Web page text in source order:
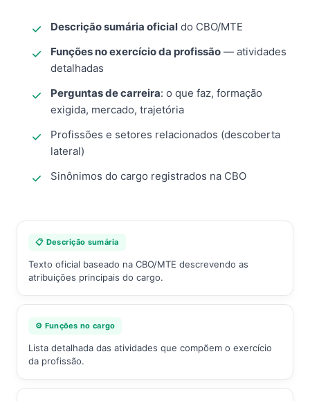
Descrição sumária oficial do CBO/MTE
Funções no exercício da profissão — atividades
detalhadas
Perguntas de carreira: o que faz, formação
exigida, mercado, trajetória
Profissões e setores relacionados (descoberta
lateral)
Sinônimos do cargo registrados na CBO
📋 Descrição sumária
Texto oficial baseado na CBO/MTE descrevendo as
atribuições principais do cargo.
⚙️ Funções no cargo
Lista detalhada das atividades que compõem o exercício
da profissão.